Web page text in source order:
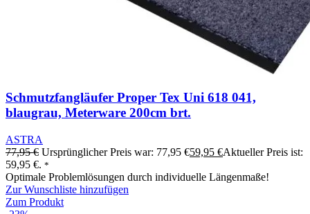
Schmutzfangläufer Proper Tex Uni 618 041,
blaugrau, Meterware 200cm brt.
ASTRA
77,95€ Ursprünglicher Preis war: 77,95 €59,95 €Aktueller Preis ist:
59,95 €. *
Optimale Problemlösungen durch individuelle Längenmaße!
Zur Wunschliste hinzufügen
Zum Produkt